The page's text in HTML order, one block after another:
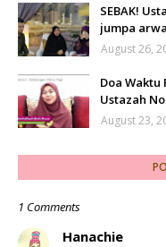
SEBAK!
jumpa
August 26,
Doa Waktu
Ustazah
August 23,
1 Comments
Hanachie